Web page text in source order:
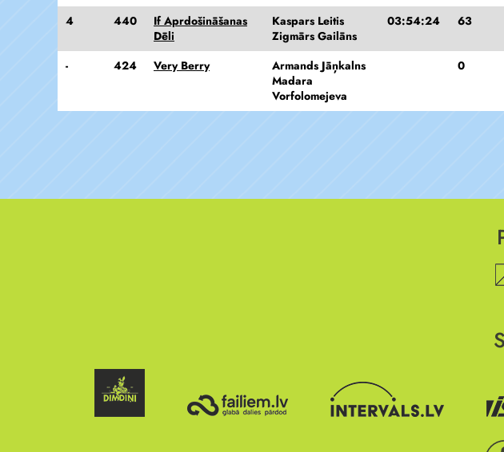
4 440
If Aprdošināšanas
Dēli
Kaspars Leitis
Zigmārs Gailāns
03:54:24 63
- 424 Very Berry
Armands Jāņkalns
Madara
Vorfolomejeva
0